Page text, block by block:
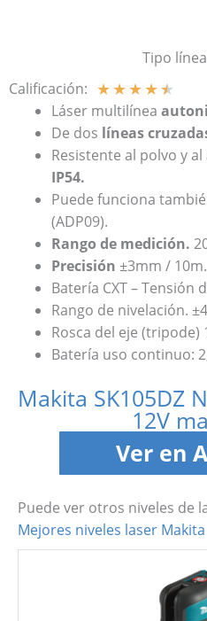
Tipo
Calificación: ★★★★★
Láser multilínea
De dos líneas
Resistente al polvo y al
IP54.
Puede funciona
(ADP09).
Rango de medición.
Precisión ±3mm / 10m.
Batería CXT – Tensión
Rango de nivelación.
Rosca del eje (tripode)
Batería uso continuo:
Makita SK105DZ
12V
Ver en
Puede ver otros niveles de
Mejores niveles laser Makita